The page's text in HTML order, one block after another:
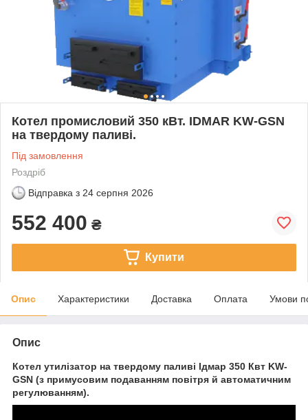
Котел промисловий 350 кВт. IDMAR KW-GSN
на твердому паливі.
Під замовлення
Роздріб
Відправка з 24 серпня 2026
552 400 ₴
Купити
Опис Характеристики Доставка Оплата Умови
Опис
Котел утилізатор на твердому паливі Ідмар 350 Квт KW-
GSN (з примусовим подаванням повітря й автоматичним
регулюванням).